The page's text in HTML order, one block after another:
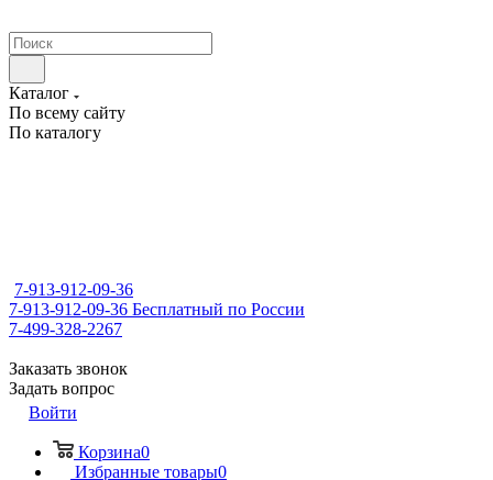
Каталог
По всему сайту
По каталогу
7-913-912-09-36
7-913-912-09-36 Бесплатный по России
7-499-328-2267
Заказать звонок
Задать вопрос
Войти
Корзина0
Избранные товары0